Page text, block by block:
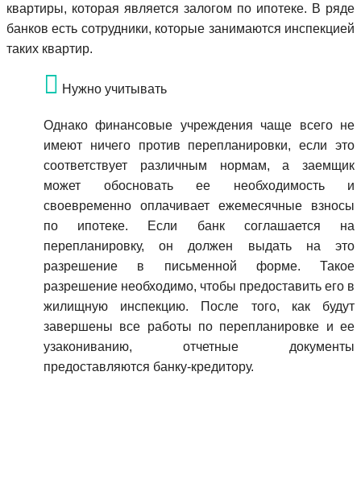
квартиры, которая является залогом по ипотеке. В ряде
банков есть сотрудники, которые занимаются инспекцией
таких квартир.
Нужно учитывать
Однако финансовые учреждения чаще всего не
имеют ничего против перепланировки, если это
соответствует различным нормам, а заемщик
может обосновать ее необходимость и
своевременно оплачивает ежемесячные взносы
по ипотеке. Если банк соглашается на
перепланировку, он должен выдать на это
разрешение в письменной форме. Такое
разрешение необходимо, чтобы предоставить его в
жилищную инспекцию. После того, как будут
завершены все работы по перепланировке и ее
узакониванию, отчетные документы
предоставляются банку-кредитору.